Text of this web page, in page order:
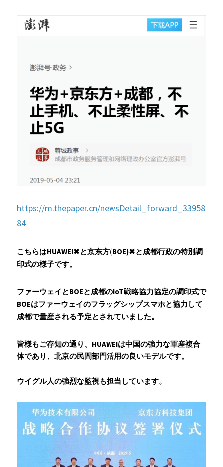
https://m.thepaper.cn/newsDetail_forward_33958
84
こちらはHUAWEI✖と京东方(BOE)✖と成都行政の特別調
印式の様子です。
ファーウェイとBOEと成都のIoT戦略協力協定の調印式で
BOEはファーウェイのフラッグシップスマホと協力して
成都で量産される予定とされていました。
皆様もご存知の通り、HUAWEIは中国の強力な軍産複合
体であり、北京の民間部門活用の良いモデルです。
ウイグル人の強烈な監視も担当しています。